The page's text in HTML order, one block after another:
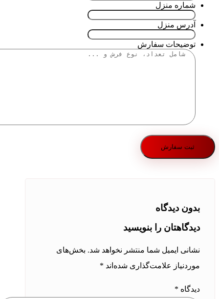
شماره منزل
آدرس منزل
توضیحات سفارش
بدون دیدگاه
دیدگاهتان را بنویسید
نشانی ایمیل شما منتشر نخواهد شد. بخش‌های
موردنیاز علامت‌گذاری شده‌اند *
دیدگاه *